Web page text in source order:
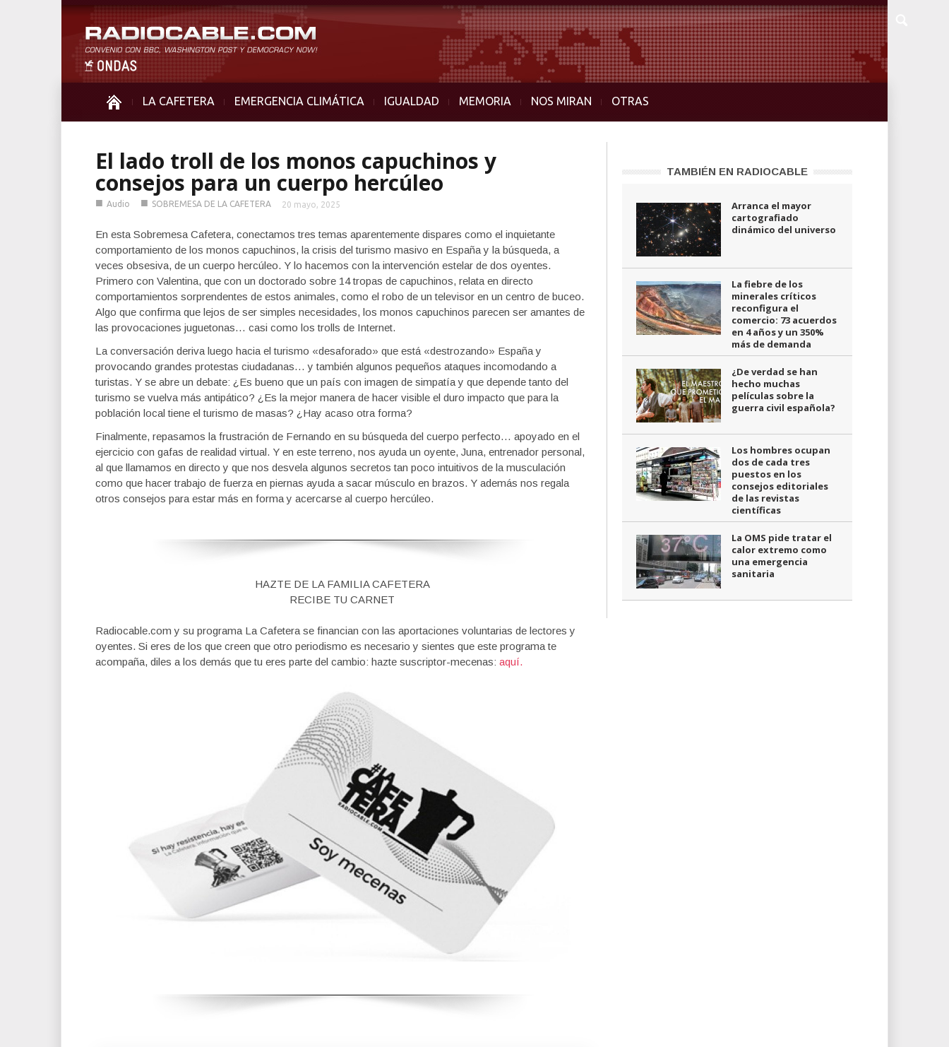
LA CAFETERA EMERGENCIA CLIMÁTICA IGUALDAD MEMORIA NOS MIRAN OTRAS
El lado troll de los monos capuchinos y
consejos para un cuerpo hercúleo
■ Audio ■ SOBREMESA DE LA CAFETERA 20 mayo, 2025
En esta Sobremesa Cafetera, conectamos tres temas aparentemente dispares como el inquietante
comportamiento de los monos capuchinos, la crisis del turismo masivo en España y la búsqueda, a
veces obsesiva, de un cuerpo hercúleo. Y lo hacemos con la intervención estelar de dos oyentes.
Primero con Valentina, que con un doctorado sobre 14 tropas de capuchinos, relata en directo
comportamientos sorprendentes de estos animales, como el robo de un televisor en un centro de buceo.
Algo que confirma que lejos de ser simples necesidades, los monos capuchinos parecen ser amantes de
las provocaciones juguetonas… casi como los trolls de Internet.
La conversación deriva luego hacia el turismo «desaforado» que está «destrozando» España y
provocando grandes protestas ciudadanas… y también algunos pequeños ataques incomodando a
turistas. Y se abre un debate: ¿Es bueno que un país con imagen de simpatía y que depende tanto del
turismo se vuelva más antipático? ¿Es la mejor manera de hacer visible el duro impacto que para la
población local tiene el turismo de masas? ¿Hay acaso otra forma?
Finalmente, repasamos la frustración de Fernando en su búsqueda del cuerpo perfecto… apoyado en el
ejercicio con gafas de realidad virtual. Y en este terreno, nos ayuda un oyente, Juna, entrenador personal,
al que llamamos en directo y que nos desvela algunos secretos tan poco intuitivos de la musculación
como que hacer trabajo de fuerza en piernas ayuda a sacar músculo en brazos. Y además nos regala
otros consejos para estar más en forma y acercarse al cuerpo hercúleo.
HAZTE DE LA FAMILIA CAFETERA
RECIBE TU CARNET
Radiocable.com y su programa La Cafetera se financian con las aportaciones voluntarias de lectores y
oyentes. Si eres de los que creen que otro periodismo es necesario y sientes que este programa te
acompaña, diles a los demás que tu eres parte del cambio: hazte suscriptor-mecenas: aquí.
TAMBIÉN EN RADIOCABLE
Arranca el mayor
cartografiado
dinámico del universo
La fiebre de los
minerales críticos
reconfigura el
comercio: 73 acuerdos
en 4 años y un 350%
más de demanda
¿De verdad se han
hecho muchas
películas sobre la
guerra civil española?
Los hombres ocupan
dos de cada tres
puestos en los
consejos editoriales
de las revistas
científicas
La OMS pide tratar el
calor extremo como
una emergencia
sanitaria